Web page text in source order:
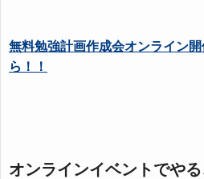
無料勉強計画作成会オンライン
ら！！
オンラインイベントでやる